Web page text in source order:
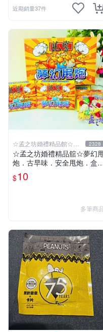
近期銷量37件
☆孟之坊婚禮精品館☆超
商取貨付款
2328
☆孟之坊婚禮精品舘☆夢幻
炮．古早味．安全甩炮．盒
甩炮 ．懷舊童玩 ．整人玩具
$10
多筆商